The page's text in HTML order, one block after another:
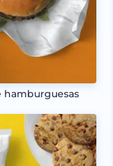
hamburguesas